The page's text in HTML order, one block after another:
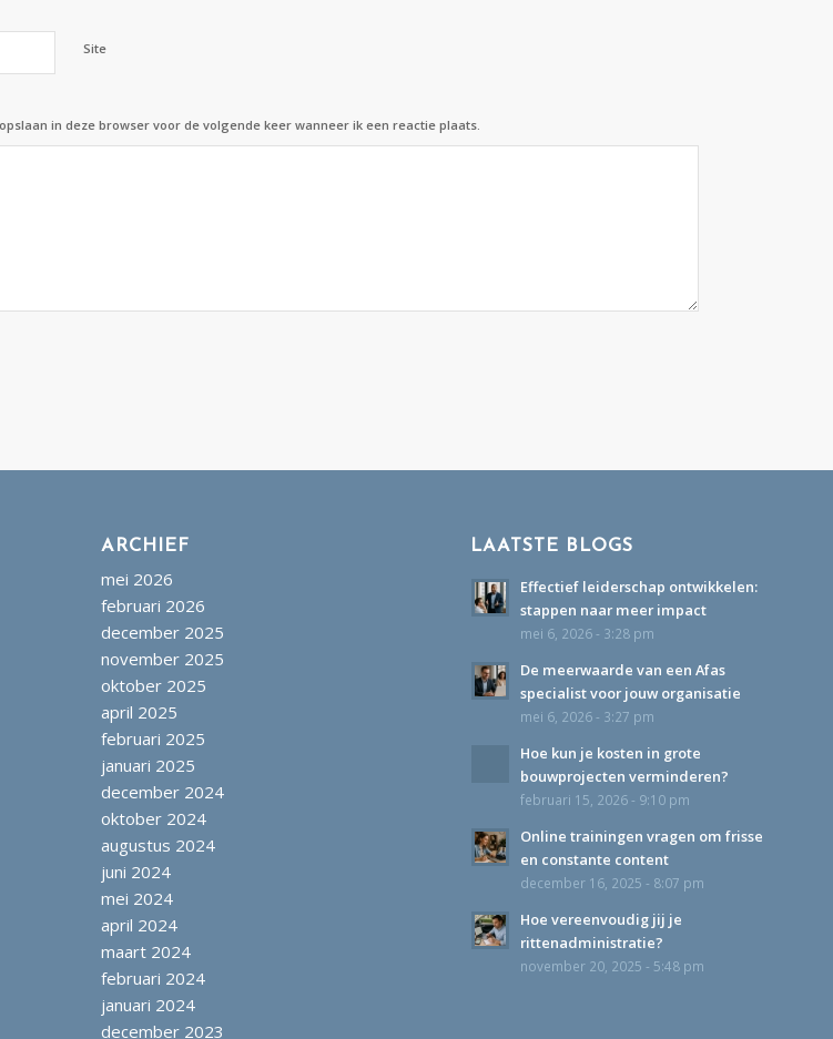
Site
in deze browser voor de volgende keer wanneer ik een reactie plaats.
ARCHIEF
mei 2026
februari 2026
december 2025
november 2025
oktober 2025
april 2025
februari 2025
januari 2025
december 2024
oktober 2024
augustus 2024
juni 2024
mei 2024
april 2024
maart 2024
februari 2024
januari 2024
december 2023
LAATSTE BLOGS
Effectief leiderschap ontwikkelen:
stappen naar meer impact
mei 6, 2026 - 3:28 pm
De meerwaarde van een Afas
specialist voor jouw organisatie
mei 6, 2026 - 3:27 pm
Hoe kun je kosten in grote
bouwprojecten verminderen?
februari 15, 2026 - 9:10 pm
Online trainingen vragen om frisse
en constante content
december 16, 2025 - 8:07 pm
Hoe vereenvoudig jij je
rittenadministratie?
november 20, 2025 - 5:48 pm